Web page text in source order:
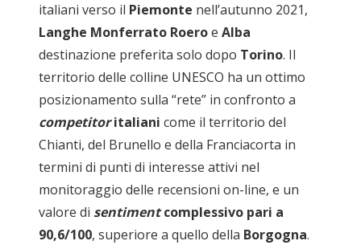
italiani verso il Piemonte nell’autunno 2021,
Langhe Monferrato Roeroe Alba
destinazione preferita solo dopo Torino. Il
territorio delle colline UNESCO ha un ottimo
posizionamento sulla “rete” in confronto a
competitoritaliani come il territorio del
Chianti, del Brunello e della Franciacorta in
termini di punti di interesse attivi nel
monitoraggio delle recensioni on-line, e un
valore di sentimentcomplessivo pari a
90,6/100, superiore a quello della Borgogna.